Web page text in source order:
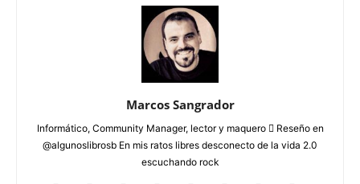
Marcos Sangrador
Informático, Community Manager, lector y maquero  Reseño en
@algunoslibrosb En mis ratos libres desconecto de la vida 2.0
escuchando rock